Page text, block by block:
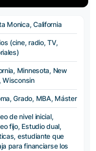
Monica, California
(cine, radio, TV,
Minnesota, New
Wisconsin
Grado, MBA, Máster
de nivel inicial,
fijo, Estudio dual,
estudiante que
para financiarse los